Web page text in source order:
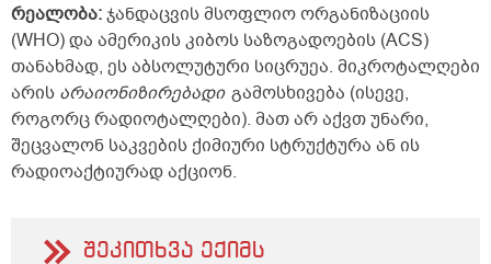
რეალობა:ჯანდაცვის მსოფლიო ორგანიზაციის
(WHO) და ამერიკის კიბოს საზოგადოების (ACS)
თანახმად, ეს აბსოლუტური სიცრუეა. მიკროტალღები
არის არაიონიზირებადი გამოსხივება (ისევე,
როგორც რადიოტალღები). მათ არ აქვთ უნარი,
შეცვალონ საკვების ქიმიური სტრუქტურა ან ის
რადიოაქტიურად აქციონ.
შეკითხვა ექიმს